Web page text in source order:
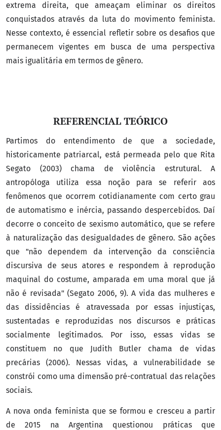
extrema direita, que ameaçam eliminar os direitos
conquistados através da luta do movimento feminista.
Nesse contexto, é essencial refletir sobre os desafios que
permanecem vigentes em busca de uma perspectiva
mais igualitária em termos de gênero.
REFERENCIAL TEÓRICO
Partimos do entendimento de que a sociedade,
historicamente patriarcal, está permeada pelo que Rita
Segato (2003) chama de violência estrutural. A
antropóloga utiliza essa noção para se referir aos
fenômenos que ocorrem cotidianamente com certo grau
de automatismo e inércia, passando despercebidos. Daí
decorre o conceito de sexismo automático, que se refere
à naturalização das desigualdades de gênero. São ações
que "não dependem da intervenção da consciência
discursiva de seus atores e respondem à reprodução
maquinal do costume, amparada em uma moral que já
não é revisada" (Segato 2006, 9). A vida das mulheres e
das dissidências é atravessada por essas injustiças,
sustentadas e reproduzidas nos discursos e práticas
socialmente legitimados. Por isso, essas vidas se
constituem no que Judith Butler chama de vidas
precárias (2006). Nessas vidas, a vulnerabilidade se
constrói como uma dimensão pré-contratual das relações
sociais.
A nova onda feminista que se formou e cresceu a partir
de 2015 na Argentina questionou práticas que